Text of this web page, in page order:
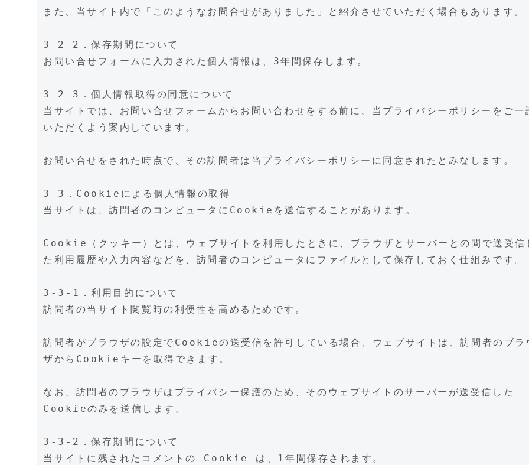
また、当サイト内で「このようなお問合せがありました」と紹介させていただく場合もあります。
3-2-2．保存期間について
お問い合せフォームに入力された個人情報は、3年間保存します。
3-2-3．個人情報取得の同意について
当サイトでは、お問い合せフォームからお問い合わせをする前に、当プライバシーポリシーをご一
いただくよう案内しています。
お問い合せをされた時点で、その訪問者は当プライバシーポリシーに同意されたとみなします。
3-3．Cookieによる個人情報の取得
当サイトは、訪問者のコンピュータにCookieを送信することがあります。
Cookie（クッキー）とは、ウェブサイトを利用したときに、ブラウザとサーバーとの間で送受信
た利用履歴や入力内容などを、訪問者のコンピュータにファイルとして保存しておく仕組みです。
3-3-1．利用目的について
訪問者の当サイト閲覧時の利便性を高めるためです。
訪問者がブラウザの設定でCookieの送受信を許可している場合、ウェブサイトは、訪問者のブラ
ザからCookieキーを取得できます。
なお、訪問者のブラウザはプライバシー保護のため、そのウェブサイトのサーバーが送受信した
Cookieのみを送信します。
3-3-2．保存期間について
当サイトに残されたコメントの Cookie は、1年間保存されます。